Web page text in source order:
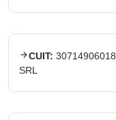
CUIT: 30714906018
SRL